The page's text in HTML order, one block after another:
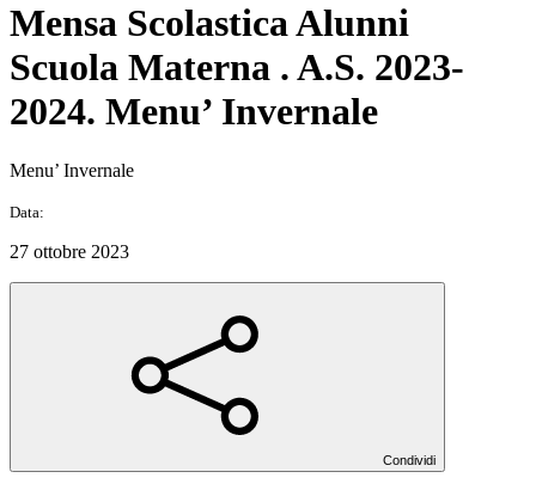
Mensa Scolastica Alunni
Scuola Materna . A.S. 2023-
2024. Menu’ Invernale
Menu’ Invernale
Data:
27 ottobre 2023
Condividi